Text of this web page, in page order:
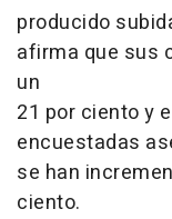
producido
afirma que sus
un
21 por ciento y
encuestadas
se han
ciento.